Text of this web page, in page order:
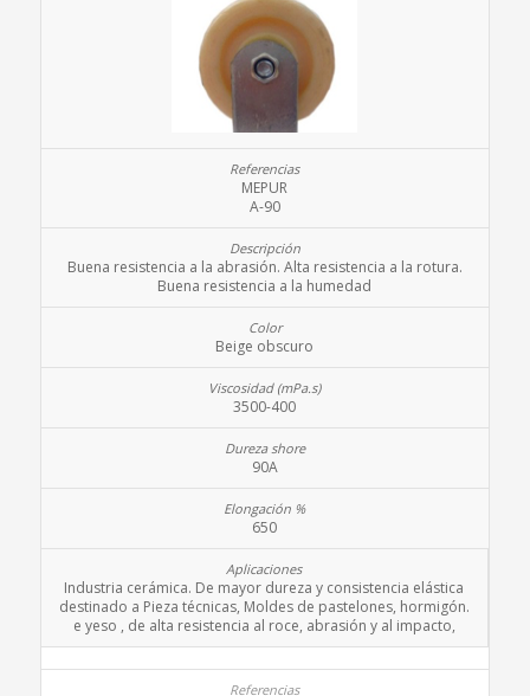
MEPUR
A-90
Buena resistencia a la abrasión. Alta resistencia a la rotura.
Buena resistencia a la humedad
Beige obscuro
3500-400
90A
650
Industria cerámica. De mayor dureza y consistencia elástica
destinado a Pieza técnicas, Moldes de pastelones, hormigón.
e yeso , de alta resistencia al roce, abrasión y al impacto,